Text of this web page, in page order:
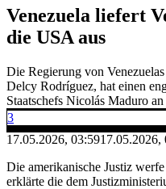
Venezuela liefert
die USA aus
Die Regierung von
Delcy Rodríguez, hat einen
Staatschefs Nicolás Maduro
3
17.05.2026, 03:5917.05.2026,
Die amerikanische Justiz
erklärte die dem